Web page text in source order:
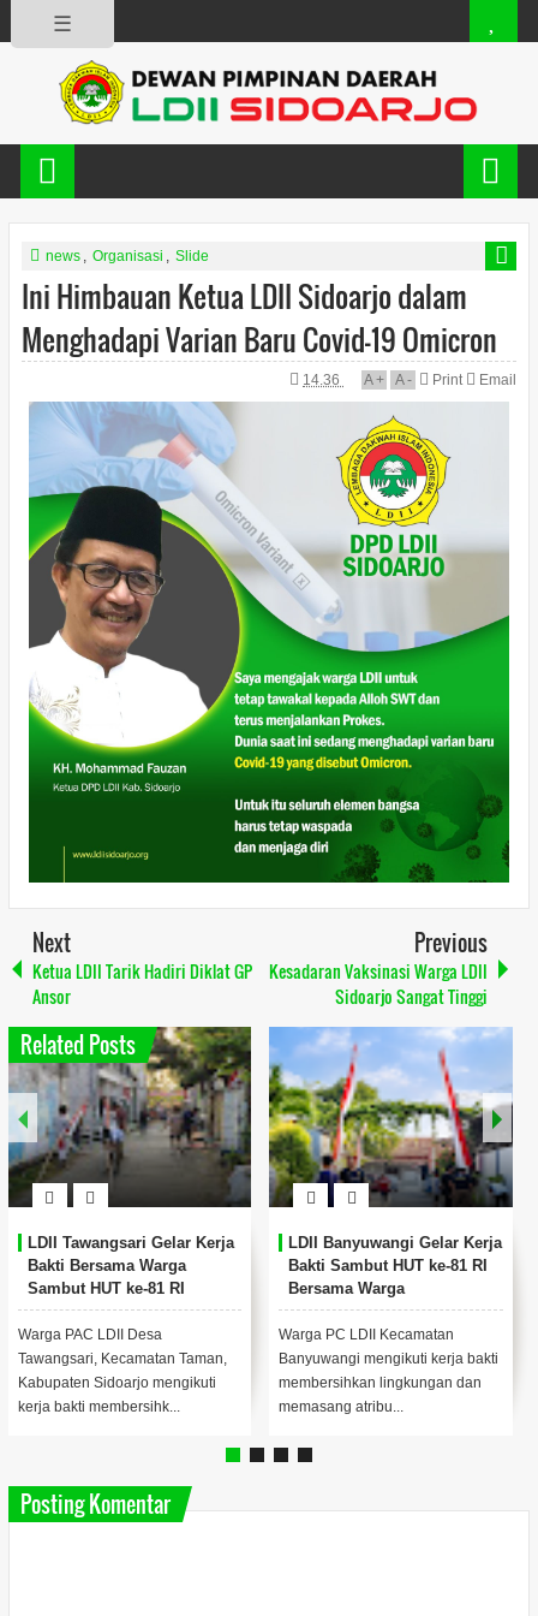
☰
news , Organisasi , Slide
Ini Himbauan Ketua LDII Sidoarjo dalam
Menghadapi Varian Baru Covid-19 Omicron
14.36 A+ A- Print Email
Next
Ketua LDII Tarik Hadiri Diklat GP
Ansor
Previous
Kesadaran Vaksinasi Warga LDII
Sidoarjo Sangat Tinggi
Related Posts
LDII Tawangsari Gelar Kerja
Bakti Bersama Warga
Sambut HUT ke-81 RI
Warga PAC LDII Desa
Tawangsari, Kecamatan Taman,
Kabupaten Sidoarjo mengikuti
kerja bakti membersihk...
LDII Banyuwangi Gelar Kerja
Bakti Sambut HUT ke-81 RI
Bersama Warga
Warga PC LDII Kecamatan
Banyuwangi mengikuti kerja bakti
membersihkan lingkungan dan
memasang atribu...
Posting Komentar